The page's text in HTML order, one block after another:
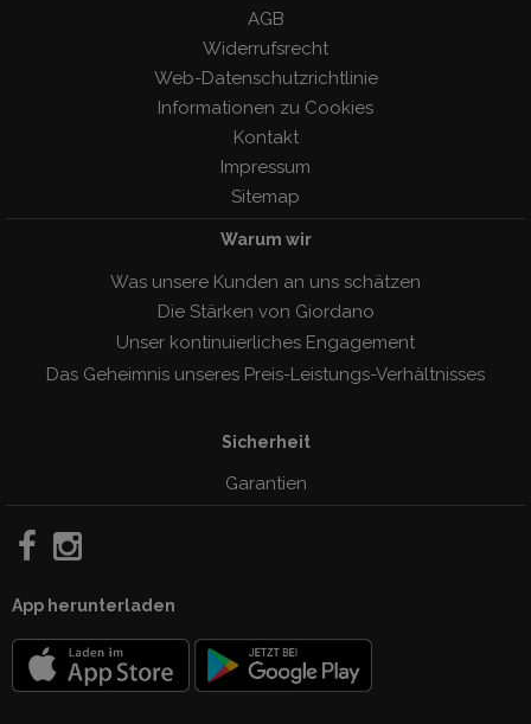
AGB
Widerrufsrecht
Web-Datenschutzrichtlinie
Informationen zu Cookies
Kontakt
Impressum
Sitemap
Warum wir
Was unsere Kunden an uns schätzen
Die Stärken von Giordano
Unser kontinuierliches Engagement
Das Geheimnis unseres Preis-Leistungs-Verhàltnisses
Sicherheit
Garantien
App herunterladen